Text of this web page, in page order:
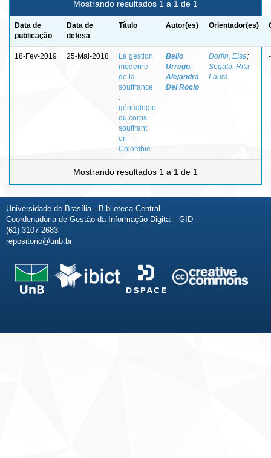
Mostrando resultados 1 a 1 de 1
Data de
publicação
Data de
defesa
Título Autor(es) Orientador(es)
18-Fev-2019 25-Mai-2018
La gestion
moderne
de la
souffrance
:
généalogie
du corps
souffrant
en
Colombie
Bello
Urrego,
Alejandra
Del Rocio
Dorlin, Elsa;
Segato, Rita
Laura
-
Mostrando resultados 1 a 1 de 1
Universidade de Brasília - Biblioteca Central
Coordenadoria de Gestão da Informação Digital - GID
(61) 3107-2683
repositorio@unb.br